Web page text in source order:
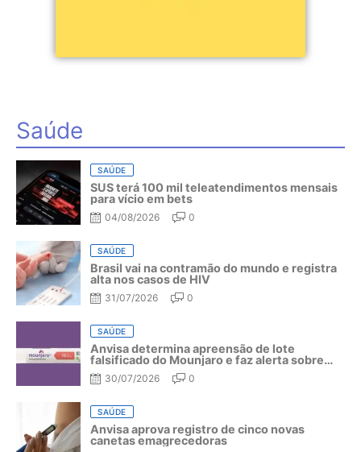
Saúde
SAÚDE
SUS terá 100 mil teleatendimentos mensais
para vício em bets
04/08/2026 0
SAÚDE
Brasil vai na contramão do mundo e registra
alta nos casos de HIV
31/07/2026 0
SAÚDE
Anvisa determina apreensão de lote
falsificado do Mounjaro e faz alerta sobre
riscos do medicamento
30/07/2026 0
SAÚDE
Anvisa aprova registro de cinco novas
canetas emagrecedoras